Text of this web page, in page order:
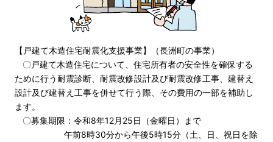
【戸建て木造住宅耐震化支援事業】（長洲町の事業）
〇戸建て木造住宅について、住宅所有者の安全性を確保する
ために行う耐震診断、耐震改修設計及び耐震改修工事、建替え
設計及び建替え工事を併せて行う際、その費用の一部を補助し
ます。
〇募集期限：令和8年12月25日（金曜日）まで
午前8時30分から午後5時15分（土、日、祝日を除